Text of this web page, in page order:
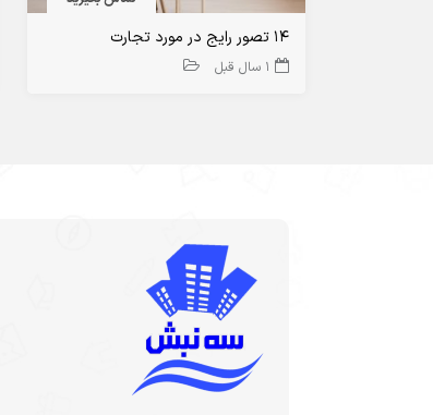
14 تصور رایج در مورد تجارت
1 سال قبل